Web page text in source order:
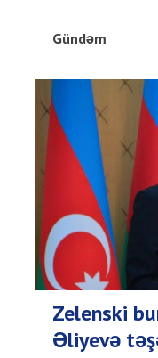
Gündəm
Zelenski
Əliyevə